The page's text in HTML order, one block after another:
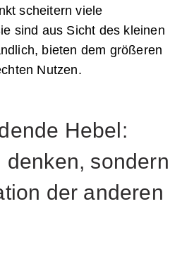
scheitern viele
sind aus Sicht des kleinen
bieten dem größeren
Nutzen.
Hebel:
denken, sondern
der anderen